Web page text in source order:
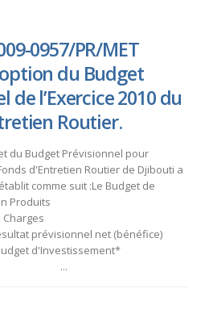
0957/PR/MET
du Budget
de l’Exercice 2010 du
Routier.
du Budget Prévisionnel pour
d'Entretien Routier de Djibouti a
comme suit :Le Budget de
En Produits
Fdj* En Charges
prévisionnel net (bénéfice)
d'Investissement*
...